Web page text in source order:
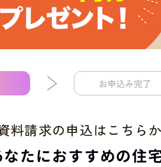
お申込み完了
料請求の申込は こちら
なたにおすすめの住